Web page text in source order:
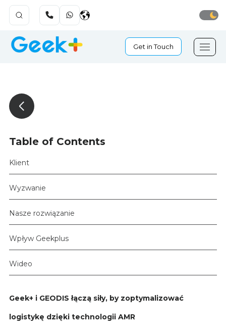
Get in Touch
Table of Contents
Klient
Wyzwanie
Nasze rozwiązanie
Wpływ Geekplus
Wideo
Geek+ i GEODIS łączą siły, by zoptymalizować
logistykę dzięki technologii AMR